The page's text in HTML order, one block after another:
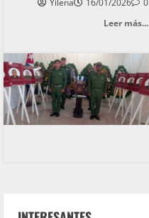
Leer más...